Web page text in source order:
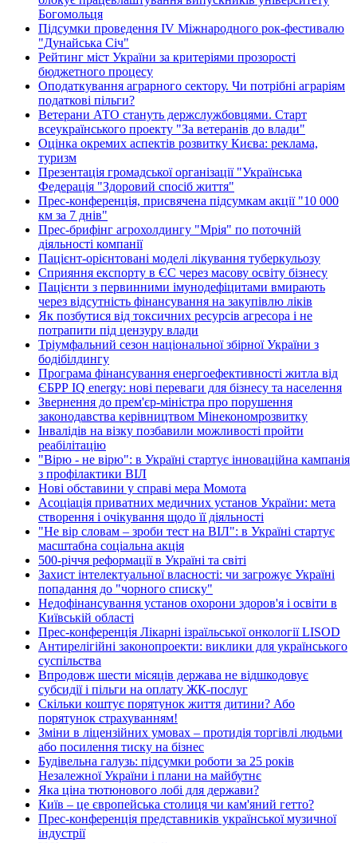
Богомольця
Підсумки проведення IV Міжнародного рок-фестивалю
"Дунайська Січ"
Рейтинг міст України за критеріями прозорості
бюджетного процесу
Оподаткування аграрного сектору. Чи потрібні аграріям
податкові пільги?
Ветерани АТО стануть держслужбовцями. Старт
всеукраїнського проекту "За ветеранів до влади"
Оцінка окремих аспектів розвитку Києва: реклама,
туризм
Презентація громадської організації "Українська
Федерація "Здоровий спосіб життя"
Прес-конференція, присвячена підсумкам акції "10 000
км за 7 днів"
Прес-брифінг агрохолдингу "Мрія" по поточній
діяльності компанії
Пацієнт-орієнтовані моделі лікування туберкульозу
Сприяння експорту в ЄС через масову освіту бізнесу
Пацієнти з первинними імунодефіцитами вмирають
через відсутність фінансування на закупівлю ліків
Як позбутися від токсичних ресурсів агресора і не
потрапити під цензуру влади
Тріумфальний сезон національної збірної України з
бодібілдингу
Програма фінансування енергоефективності житла від
ЄБРР IQ energy: нові переваги для бізнесу та населення
Звернення до прем'єр-міністра про порушення
законодавства керівництвом Мінекономрозвитку
Інвалідів на візку позбавили можливості пройти
реабілітацію
"Вірю - не вірю": в Україні стартує інноваційна кампанія
з профілактики ВІЛ
Нові обставини у справі мера Момота
Асоціація приватних медичних установ України: мета
створення і очікування щодо її діяльності
"Не вір словам – зроби тест на ВІЛ": в Україні стартує
масштабна соціальна акція
500-річчя реформації в Україні та світі
Захист інтелектуальної власності: чи загрожує Україні
попадання до "чорного списку"
Недофінансування установ охорони здоров'я і освіти в
Київській області
Прес-конференція Лікарні ізраїльської онкології LISOD
Антирелігійні законопроекти: виклики для українського
суспільства
Впродовж шести місяців держава не відшкодовує
субсидії і пільги на оплату ЖК-послуг
Скільки коштує порятунок життя дитини? Або
порятунок страхуванням!
Зміни в ліцензійних умовах – протидія торгівлі людьми
або посилення тиску на бізнес
Будівельна галузь: підсумки роботи за 25 років
Незалежної України і плани на майбутнє
Яка ціна тютюнового лобі для держави?
Київ – це європейська столиця чи кам'яний гетто?
Прес-конференція представників української музичної
індустрії